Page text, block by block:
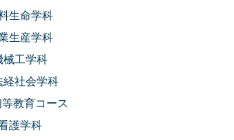
生命学科
生産学科
工学科
社会学科
教育コース
護学科